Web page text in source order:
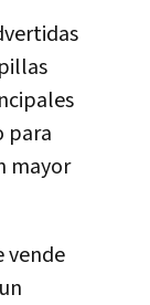
para
mayor
vende